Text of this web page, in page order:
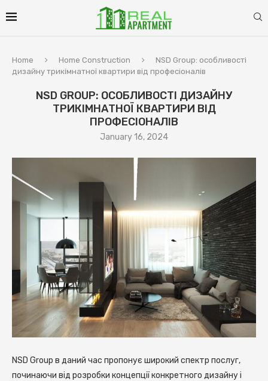
Home Home Construction
NSD Group: особливості
дизайну трикімнатної квартири від професіоналів
NSD GROUP: ОСОБЛИВОСТІ ДИЗАЙНУ
ТРИКІМНАТНОЇ КВАРТИРИ ВІД
ПРОФЕСІОНАЛІВ
January 16, 2024
NSD Group в даний час пропонує широкий спектр послуг,
починаючи від розробки концепції конкретного дизайну і